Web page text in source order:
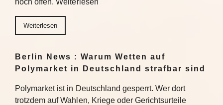
noch offen. Weiterlesen
Weiterlesen
Berlin News : Warum Wetten auf
Polymarket in Deutschland strafbar sind
Polymarket ist in Deutschland gesperrt. Wer dort
trotzdem auf Wahlen, Kriege oder Gerichtsurteile